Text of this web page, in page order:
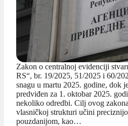
Zakon o centralnoj evidenciji
RS“, br. 19/2025, 51/2025 i 60/
snagu u martu 2025. godine, dok
predviđen za 1. oktobar 2025.
nekoliko odredbi. Cilj ovog
vlasničkoj strukturi učini
pouzdanijom, kao…